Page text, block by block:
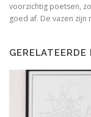
voorzichtig poetsen,
goed af. De vazen